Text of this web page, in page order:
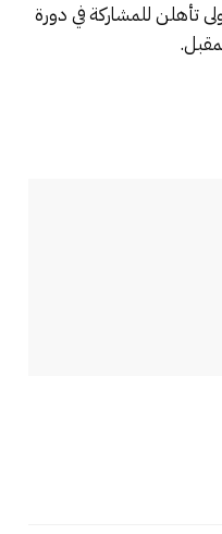
تأهلن للمشاركة في دورة